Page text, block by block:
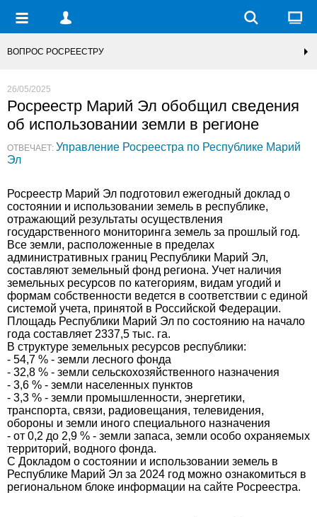
ВОПРОС РОСРЕЕСТРУ
26/05/2025
Росреестр Марий Эл обобщил сведения
об использовании земли в регионе
ОТВЕЧАЕТ: Управление Росреестра по Республике Марий
Эл
Росреестр Марий Эл подготовил ежегодный доклад о
состоянии и использовании земель в республике,
отражающий результаты осуществления
государственного мониторинга земель за прошлый год.
Все земли, расположенные в пределах
административных границ Республики Марий Эл,
составляют земельный фонд региона. Учет наличия
земельных ресурсов по категориям, видам угодий и
формам собственности ведется в соответствии с единой
системой учета, принятой в Российской Федерации.
Площадь Республики Марий Эл по состоянию на начало
года составляет 2337,5 тыс. га.
В структуре земельных ресурсов республики:
- 54,7 % - земли лесного фонда
- 32,8 % - земли сельскохозяйственного назначения
- 3,6 % - земли населенных пунктов
- 3,3 % - земли промышленности, энергетики,
транспорта, связи, радиовещания, телевидения,
обороны и земли иного специального назначения
- от 0,2 до 2,9 % - земли запаса, земли особо охраняемых
территорий, водного фонда.
С Докладом о состоянии и использовании земель в
Республике Марий Эл за 2024 год можно ознакомиться в
региональном блоке информации на сайте Росреестра.